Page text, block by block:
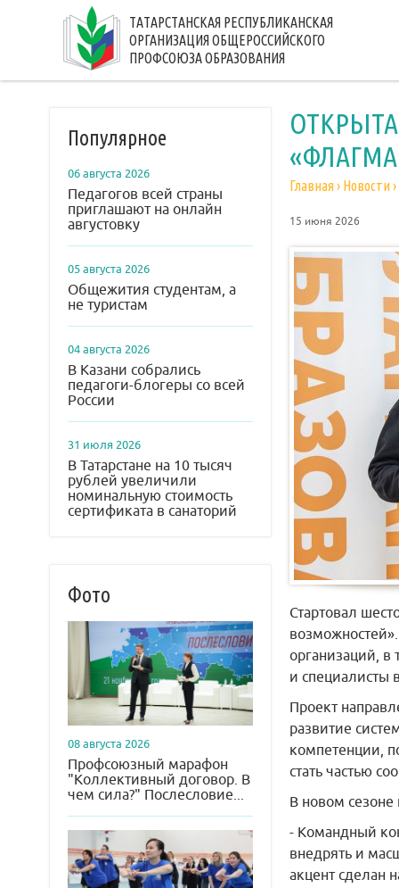
ТАТАРСТАНСКАЯ РЕСПУБЛИКАНСКАЯ
ОРГАНИЗАЦИЯ ОБЩЕРОССИЙСКОГО
ПРОФСОЮЗА ОБРАЗОВАНИЯ
Популярное
06 августа 2026
Педагогов всей страны
приглашают на онлайн
августовку
05 августа 2026
Общежития студентам, а
не туристам
04 августа 2026
В Казани собрались
педагоги-блогеры со всей
России
31 июля 2026
В Татарстане на 10 тысяч
рублей увеличили
номинальную стоимость
сертификата в санаторий
Фото
08 августа 2026
Профсоюзный марафон
"Коллективный договор. В
чем сила?" Послесловие...
Главная› Новости›
15 июня 2026
Стартовал
организаций, в
и специалисты
Проект
развитие
компетенции,
стать частью
В новом сезоне
- Командный
внедрять и
акцент сделан